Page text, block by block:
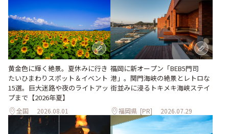
黄金色に輝く絶景。夏休みに行き
たいひまわりスポット＆イベント
15選。巨大迷路や夜のライトアッ
プまで【2026年夏】
全国 2026.08.01
福岡に新オープン「BEB5門司
港」。関門海峡の絶景とレトロな
街並みに浸るトキメキ海峡ステイ
福岡県 [PR] 2026.07.29